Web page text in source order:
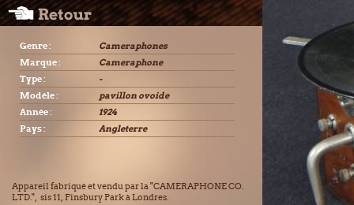
Genre :
Cameraphones
Marque :
Cameraphone
Type :
-
Modèle :
pavillon ovoide
Année :
1924
Pays :
Angleterre
Appareil fabriqué et vendu par la "CAMERAPHONE CO.
LTD.", sis 11, Finsbury Park à Londres.